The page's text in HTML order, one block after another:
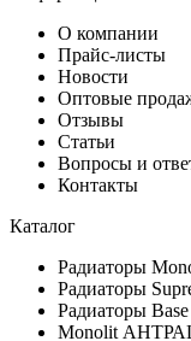
О компании
Прайс-листы
Новости
Оптовые
Отзывы
Статьи
Вопросы и
Контакты
Каталог
Радиаторы
Радиаторы
Радиаторы Base
Monolit